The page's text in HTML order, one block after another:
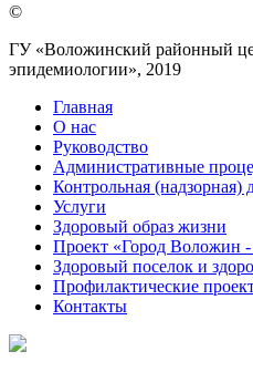
©
ГУ «Воложинский районный
эпидемиологии», 2019
Главная
О нас
Руководство
Административные
Контрольная (надзорная)
Услуги
Здоровый образ жизни
Проект «Город Воложин -
Здоровый поселок и
Профилактические
Контакты